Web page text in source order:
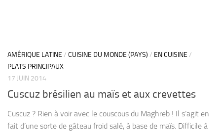
AMÉRIQUE LATINE / CUISINE DU MONDE (PAYS) / EN CUISINE /
PLATS PRINCIPAUX
17 JUIN 2014
Cuscuz brésilien au maïs et aux crevettes
Cuscuz ? Rien à voir avec le couscous du Maghreb ! Il s’agit en
fait d’une sorte de gâteau froid salé, à base de maïs. Difficile à